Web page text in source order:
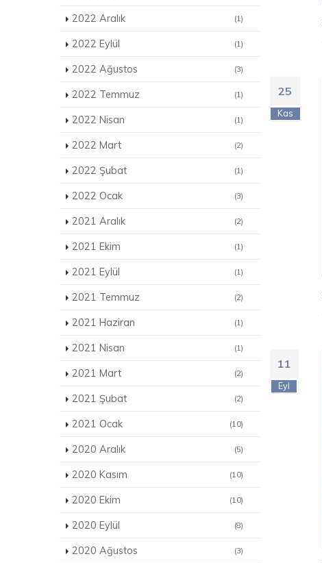
2022 Aralık (1)
2022 Eylül (1)
2022 Ağustos (3)
2022 Temmuz (1)
2022 Nisan (1)
2022 Mart (2)
2022 Şubat (1)
2022 Ocak (3)
2021 Aralık (2)
2021 Ekim (1)
2021 Eylül (1)
2021 Temmuz (2)
2021 Haziran (1)
2021 Nisan (1)
2021 Mart (2)
2021 Şubat (2)
2021 Ocak (10)
2020 Aralık (5)
2020 Kasım (10)
2020 Ekim (10)
2020 Eylül (8)
2020 Ağustos (3)
25
Kas
11
Eyl